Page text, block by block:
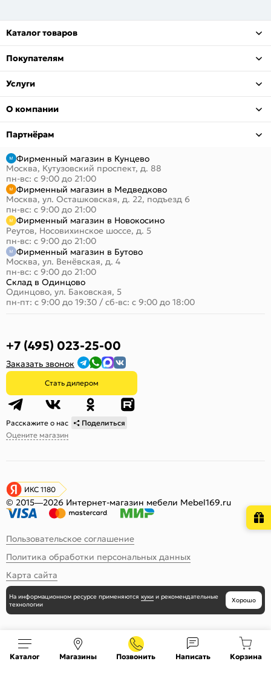
Каталог товаров
Покупателям
Услуги
О компании
Партнёрам
Фирменный магазин в Кунцево
Москва, Кутузовский проспект, д. 88
пн-вс: с 9:00 до 21:00
Фирменный магазин в Медведково
Москва, ул. Осташковская, д. 22, подъезд 6
пн-вс: с 9:00 до 21:00
Фирменный магазин в Новокосино
Реутов, Носовихинское шоссе, д. 5
пн-вс: с 9:00 до 21:00
Фирменный магазин в Бутово
Москва, ул. Венёвская, д. 4
пн-вс: с 9:00 до 21:00
Склад в Одинцово
Одинцово, ул. Баковская, 5
пн-пт: с 9:00 до 19:30 / сб-вс: с 9:00 до 18:00
+7 (495) 023-25-00
Заказать звонок
Стать дилером
Расскажите о нас
Поделиться
Оцените магазин
ИКС 1180
© 2015—2026 Интернет-магазин мебели Mebel169.ru
Пользовательское соглашение
Политика обработки персональных данных
Карта сайта
Каталог Магазины Позвонить Написать Корзина
На информационном ресурсе применяются куки и рекомендательные
технологии
Хорошо